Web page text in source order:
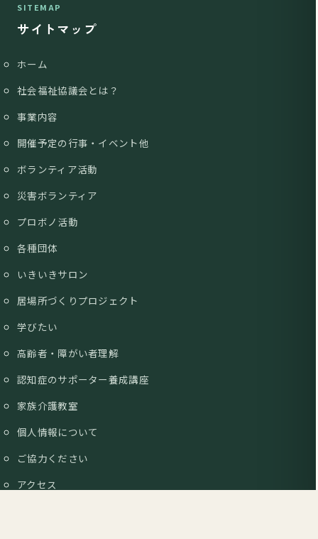
SITEMAP
サイトマップ
ホーム
社会福祉協議会とは？
事業内容
開催予定の行事・イベント他
ボランティア活動
災害ボランティア
プロボノ活動
各種団体
いきいきサロン
居場所づくりプロジェクト
学びたい
高齢者・障がい者理解
認知症のサポーター養成講座
家族介護教室
個人情報について
ご協力ください
アクセス